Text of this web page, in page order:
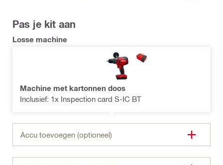
Pas je kit aan
Losse machine
Machine met kartonnen doos
Inclusief: 1x Inspection card S-IC BT
Accu toevoegen (optioneel)